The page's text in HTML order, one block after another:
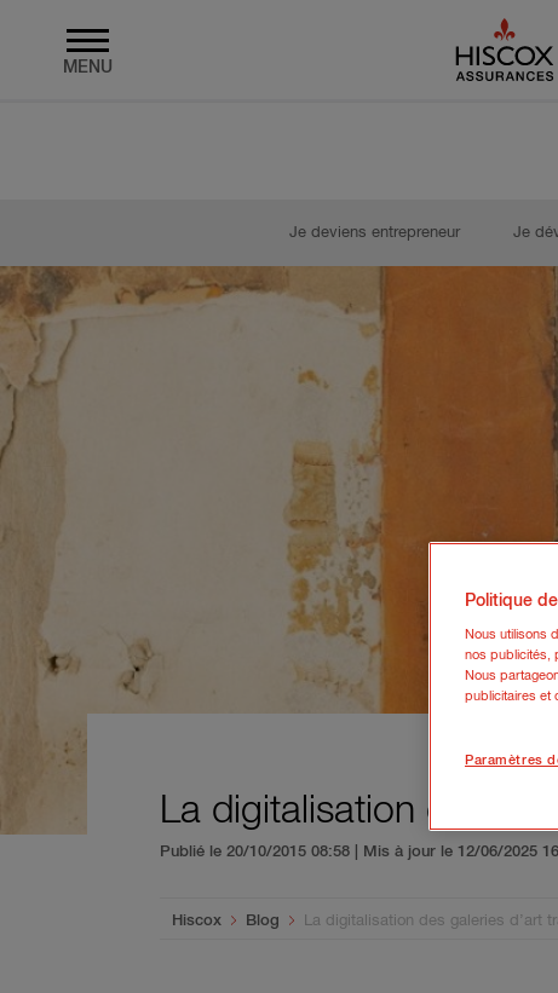
MENU
Je deviens entrepreneur Je
La digitalisation des
Publié le 20/10/2015 08:58 | Mis à jour le 12/06/2025
You are here:
Hiscox Blog La digitalisation des galeries d’art
Politique
Nous utilisons
nos publicités,
Nous
publicitaires et
Paramètres